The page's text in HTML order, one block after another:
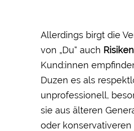
Allerdings birgt die
von „Du“ auch Risiken
Kund:innen
Duzen es als
unprofessionell,
sie aus älteren
oder konservativeren